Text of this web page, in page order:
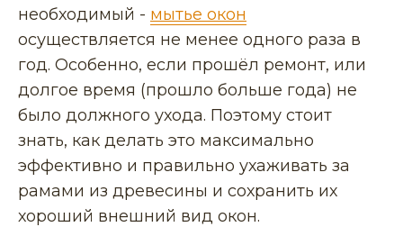
необходимый - мытье окон
осуществляется не менее одного раза в
год. Особенно, если прошёл ремонт, или
долгое время (прошло больше года) не
было должного ухода. Поэтому стоит
знать, как делать это максимально
эффективно и правильно ухаживать за
рамами из древесины и сохранить их
хороший внешний вид окон.